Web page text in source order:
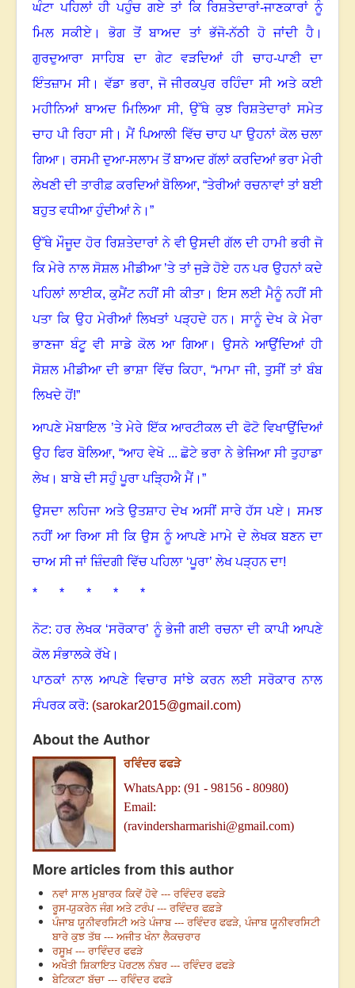
ਘੰਟਾ ਪਹਿਲਾਂ ਹੀ ਪਹੁੰਚ ਗਏ ਤਾਂ ਕਿ ਰਿਸ਼ਤੇਦਾਰਾਂ-ਜਾਣਕਾਰਾਂ ਨੂੰ
ਮਿਲ ਸਕੀਏ ।ਭੋਗ ਤੋਂ ਬਾਅਦ ਤਾਂ ਭੱਜੋ-ਨੱਠੀ ਹੋ ਜਾਂਦੀ ਹੈ ।
ਗੁਰਦੁਆਰਾ ਸਾਹਿਬ ਦਾ ਗੇਟ ਵੜਦਿਆਂ ਹੀ ਚਾਹ-ਪਾਣੀ ਦਾ
ਇੰਤਜ਼ਾਮ ਸੀ। ਵੱਡਾ ਭਰਾ, ਜੋ ਜੀਰਕਪੁਰ ਰਹਿੰਦਾ ਸੀ ਅਤੇ ਕਈ
ਮਹੀਨਿਆਂ ਬਾਅਦ ਮਿਲਿਆ ਸੀ, ਉੱਥੇ ਕੁਝ ਰਿਸ਼ਤੇਦਾਰਾਂ ਸਮੇਤ
ਚਾਹ ਪੀ ਰਿਹਾ ਸੀ।ਮੈਂ ਪਿਆਲੀ ਵਿੱਚ ਚਾਹ ਪਾ ਉਹਨਾਂ ਕੋਲ ਚਲਾ
ਗਿਆ। ਰਸਮੀ ਦੁਆ-ਸਲਾਮ ਤੋਂ ਬਾਅਦ ਗੱਲਾਂ ਕਰਦਿਆਂ ਭਰਾ ਮੇਰੀ
ਲੇਖਣੀ ਦੀ ਤਾਰੀਫ਼ ਕਰਦਿਆਂ ਬੋਲਿਆ, “ਤੇਰੀਆਂ ਰਚਨਾਵਾਂ ਤਾਂ ਬਈ
ਬਹੁਤ ਵਧੀਆ ਹੁੰਦੀਆਂ ਨੇ।”
ਉੱਥੇ ਮੌਜੂਦ ਹੋਰ ਰਿਸ਼ਤੇਦਾਰਾਂ ਨੇ ਵੀ ਉਸਦੀ ਗੱਲ ਦੀ ਹਾਮੀ ਭਰੀ ਜੋ
ਕਿ ਮੇਰੇ ਨਾਲ ਸੋਸ਼ਲ ਮੀਡੀਆ ’ਤੇ ਤਾਂ ਜੁੜੇ ਹੋਏ ਹਨ ਪਰ ਉਹਨਾਂ ਕਦੇ
ਪਹਿਲਾਂ ਲਾਈਕ, ਕੁਮੈਂਟ ਨਹੀਂ ਸੀ ਕੀਤਾ।ਇਸ ਲਈ ਮੈਨੂੰ ਨਹੀਂ ਸੀ
ਪਤਾ ਕਿ ਉਹ ਮੇਰੀਆਂ ਲਿਖਤਾਂ ਪੜ੍ਹਦੇ ਹਨ।ਸਾਨੂੰ ਦੇਖ ਕੇ ਮੇਰਾ
ਭਾਣਜਾ ਬੰਟੂ ਵੀ ਸਾਡੇ ਕੋਲ ਆ ਗਿਆ। ਉਸਨੇ ਆਉਂਦਿਆਂ ਹੀ
ਸੋਸ਼ਲ ਮੀਡੀਆ ਦੀ ਭਾਸ਼ਾ ਵਿੱਚ ਕਿਹਾ, “ਮਾਮਾ ਜੀ, ਤੁਸੀਂ ਤਾਂ ਬੰਬ
ਲਿਖਦੇ ਹੋਂ!”
ਆਪਣੇ ਮੋਬਾਇਲ ’ਤੇ ਮੇਰੇ ਇੱਕ ਆਰਟੀਕਲ ਦੀ ਫੋਟੋ ਵਿਖਾਉਂਦਿਆਂ
ਉਹ ਫਿਰ ਬੋਲਿਆ, “ਆਹ ਵੇਖੋ ... ਛੋਟੇ ਭਰਾ ਨੇ ਭੇਜਿਆ ਸੀ ਤੁਹਾਡਾ
ਲੇਖ। ਬਾਬੇ ਦੀ ਸਹੁੰ ਪੂਰਾ ਪੜ੍ਹਿਐ ਮੈਂ ।”
ਉਸਦਾ ਲਹਿਜਾ ਅਤੇ ਉਤਸ਼ਾਹ ਦੇਖ ਅਸੀਂ ਸਾਰੇ ਹੱਸ ਪਏ ।ਸਮਝ
ਨਹੀਂ ਆ ਰਿਆ ਸੀ ਕਿ ਉਸ ਨੂੰ ਆਪਣੇ ਮਾਮੇ ਦੇ ਲੇਖਕ ਬਣਨ ਦਾ
ਚਾਅ ਸੀ ਜਾਂ ਜ਼ਿੰਦਗੀ ਵਿੱਚ ਪਹਿਲਾ ‘ਪੂਰਾ’ਲੇਖ ਪੜ੍ਹਨ ਦਾ!
* * * * *
ਨੋਟ: ਹਰ ਲੇਖਕ ‘ਸਰੋਕਾਰ’ ਨੂੰ ਭੇਜੀ ਗਈ ਰਚਨਾ ਦੀ ਕਾਪੀ ਆਪਣੇ
ਕੋਲ ਸੰਭਾਲਕੇ ਰੱਖੇ।
ਪਾਠਕਾਂ ਨਾਲ ਆਪਣੇ ਵਿਚਾਰ ਸਾਂਝੇ ਕਰਨ ਲਈ ਸਰੋਕਾਰ ਨਾਲ
ਸੰਪਰਕ ਕਰੋ: (sarokar2015@gmail.com)
About the Author
ਰਵਿੰਦਰ ਫਫੜੇ
WhatsApp: (91 - 98156 - 80980)
Email:
(ravindersharmarishi@gmail.com)
More articles from this author
ਨਵਾਂ ਸਾਲ ਮੁਬਾਰਕ ਕਿਵੇਂ ਹੋਵੇ --- ਰਵਿੰਦਰ ਫਫੜੇ
ਰੂਸ-ਯੁਕਰੇਨ ਜੰਗ ਅਤੇ ਟਰੰਪ --- ਰਵਿੰਦਰ ਫਫ਼ੜੇ
ਪੰਜਾਬ ਯੂਨੀਵਰਸਿਟੀ ਅਤੇ ਪੰਜਾਬ --- ਰਵਿੰਦਰ ਫਫੜੇ, ਪੰਜਾਬ ਯੂਨੀਵਰਸਿਟੀ
ਬਾਰੇ ਕੁਝ ਤੱਥ --- ਅਜੀਤ ਖੰਨਾ ਲੈਕਚਰਾਰ
ਰਸੂਖ਼ --- ਰਾਵਿੰਦਰ ਫਫੜੇ
ਅਖੌਤੀ ਸ਼ਿਕਾਇਤ ਪੋਰਟਲ ਨੰਬਰ --- ਰਵਿੰਦਰ ਫਫੜੇ
ਬੇਟਿਕਟਾ ਬੱਚਾ --- ਰਵਿੰਦਰ ਫਫੜੇ